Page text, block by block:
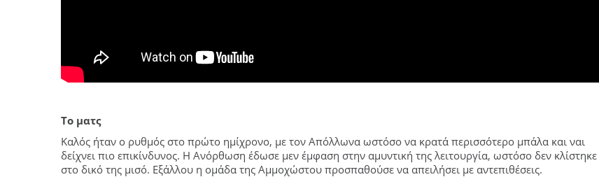
Το ματς
Καλός ήταν ο ρυθμός στο πρώτο ημίχρονο, με τον Απόλλωνα ωστόσο να κρατά περισσότερο μπάλα και ναι
δείχνει πιο επικίνδυνος. Η Ανόρθωση έδωσε μεν έμφαση στην αμυντική της λειτουργία, ωστόσο δεν κλίστηκε
στο δικό της μισό. Εξάλλου η ομάδα της Αμμοχώστου προσπαθούσε να απειλήσει με αντεπιθέσεις.